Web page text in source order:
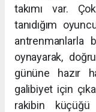
takımı var.
tanıdığım
antrenmanlarla
oynayarak,
gününe hazır
galibiyet için
rakibin